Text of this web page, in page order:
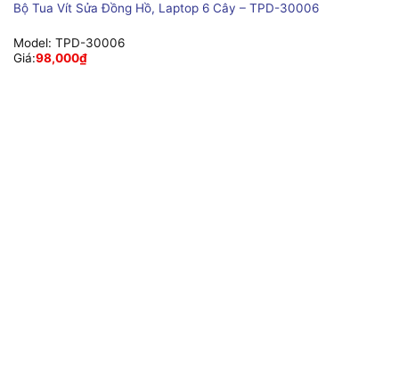
Bộ Tua Vít Sửa Đồng Hồ, Laptop 6 Cây – TPD-30006
Model: TPD-30006
Giá:98,000₫